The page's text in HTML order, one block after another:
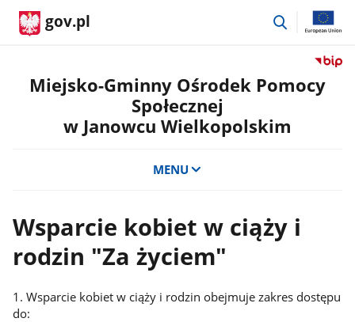
gov.pl
przejdź
Przejdź
do
Miejsko-Gminny Ośrodek Pomocy
Społecznej
w Janowcu Wielkopolskim
MENU
Wsparcie kobiet w ciąży i
rodzin "Za życiem"
1. Wsparcie kobiet w ciąży i rodzin obejmuje zakres dostępu
do: